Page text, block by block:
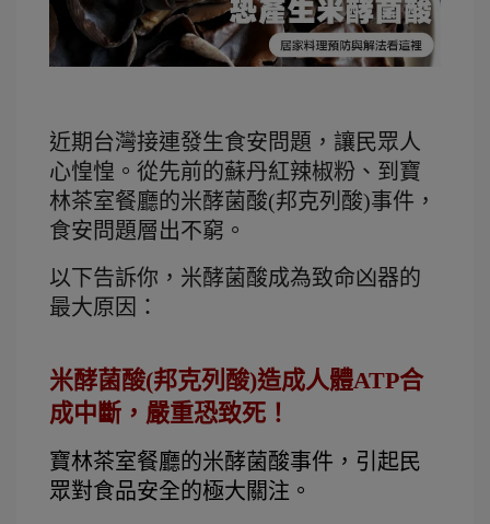
近期台灣接連發生食安問題，讓民眾人
心惶惶。從先前的蘇丹紅辣椒粉、到寶
林茶室餐廳的米酵菌酸(邦克列酸)事件，
食安問題層出不窮。
以下告訴你，米酵菌酸成為致命凶器的
最大原因：
米酵菌酸(邦克列酸)造成人體ATP合
成中斷，嚴重恐致死！
寶林茶室餐廳的米酵菌酸事件，引起民
眾對食品安全的極大關注。